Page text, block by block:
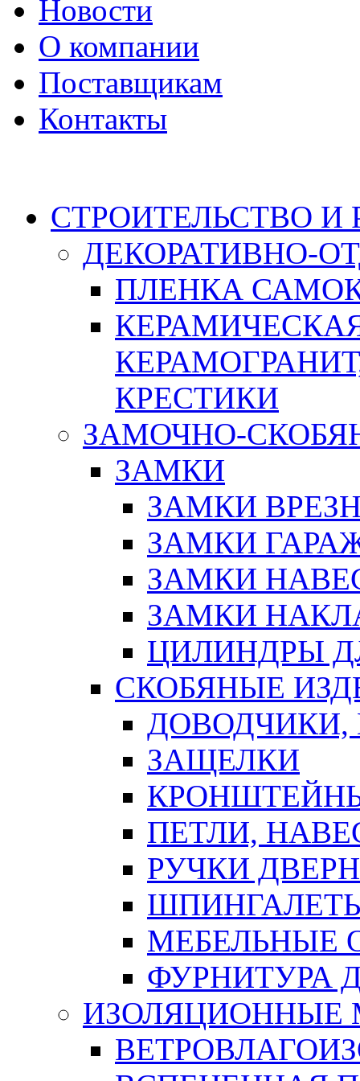
Новости
О компании
Поставщикам
Контакты
СТРОИТЕЛЬСТВО И
ДЕКОРАТИВНО-
ПЛЕНКА
КРЕСТИКИ
ЗАМОЧНО-
ЗАМКИ
ЗАМКИ
ЗАМКИ
ЗАМКИ
ЗАМКИ
ЦИЛИНДРЫ
СКОБЯНЫЕ
ЗАЩЕЛКИ
ПЕТЛИ,
РУЧКИ
МЕБЕЛЬНЫЕ
ФУРНИТУРА
ИЗОЛЯЦИОННЫЕ